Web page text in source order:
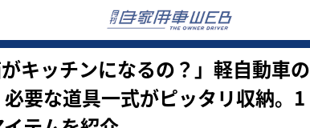
キッチンになるの？」軽自動車の
要な道具一式がピッタリ収納。1